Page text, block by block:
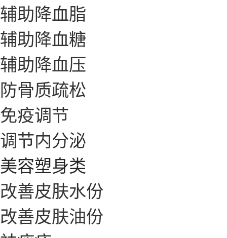
辅助降血脂
辅助降血糖
辅助降血压
防骨质疏松
免疫调节
调节内分泌
美容塑身类
改善皮肤水份
改善皮肤油份